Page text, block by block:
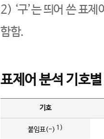
2) ‘구’는 띄어 쓴 표
함함.
표제어 분석 기호
기호
붙임표(-) 1)